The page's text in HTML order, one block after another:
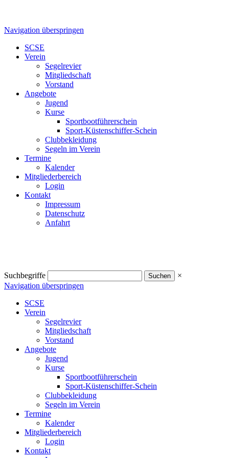
Navigation überspringen
SCSE
Verein
Segelrevier
Mitgliedschaft
Vorstand
Angebote
Jugend
Kurse
Sportbootführerschein
Sport-Küstenschiffer-Schein
Clubbekleidung
Segeln im Verein
Termine
Kalender
Mitgliederbereich
Login
Kontakt
Impressum
Datenschutz
Anfahrt
Suchbegriffe
×
Navigation überspringen
SCSE
Verein
Segelrevier
Mitgliedschaft
Vorstand
Angebote
Jugend
Kurse
Sportbootführerschein
Sport-Küstenschiffer-Schein
Clubbekleidung
Segeln im Verein
Termine
Kalender
Mitgliederbereich
Login
Kontakt